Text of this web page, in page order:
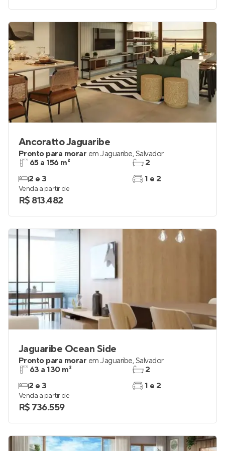
Ancoratto Jaguaribe
Pronto para morar em Jaguaribe,Salvador
65 a 156 m²
2 e 3
2
1 e 2
Venda a partir de
R$ 813.482
Jaguaribe Ocean Side
Pronto para morar em Jaguaribe,Salvador
63 a 130 m²
2 e 3
2
1 e 2
Venda a partir de
R$ 736.559